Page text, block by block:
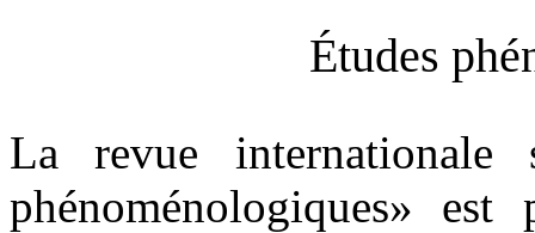
Études
La revue internationale
phénoménologiques»